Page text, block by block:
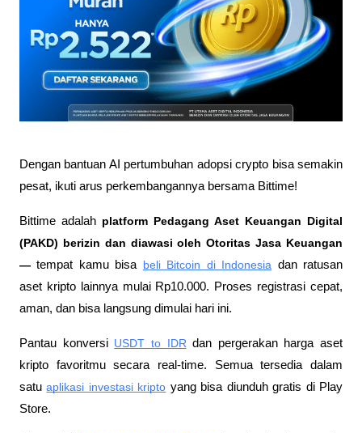
Dengan bantuan AI pertumbuhan adopsi crypto bisa semakin
pesat, ikuti arus perkembangannya bersama Bittime!
Bittime adalah platform Pedagang Aset Keuangan Digital
(PAKD) berizin dan diawasi oleh Otoritas Jasa Keuangan
— tempat kamu bisa beli Bitcoin di Indonesia dan ratusan
aset kripto lainnya mulai Rp10.000. Proses registrasi cepat,
aman, dan bisa langsung dimulai hari ini.
Pantau konversi USDT to IDR dan pergerakan harga aset
kripto favoritmu secara real-time. Semua tersedia dalam
satu aplikasi investasi kripto yang bisa diunduh gratis di Play
Store.